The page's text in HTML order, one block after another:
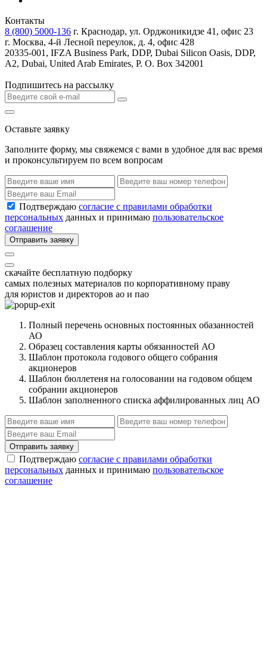
Контакты
8 (800) 5000-136 г. Краснодар, ул. Орджоникидзе 41, офис 23
г. Москва, 4-й Лесной переулок, д. 4, офис 428
20335-001, IFZA Business Park, DDP, Dubai Silicon Oasis, DDP,
A2, Dubai, United Arab Emirates, P. O. Box 342001
Подпишитесь на рассылку
Оставьте заявку
Заполните форму, мы свяжемся с вами в удобное для вас время
и проконсультируем по всем вопросам
Подтверждаю согласие с правилами обработки
персональных данных и принимаю пользовательское
соглашение
Отправить заявку
скачайте бесплатную подборку
самых полезных материалов по корпоративному праву
для юристов и директоров ао и пао
Полный перечень основных постоянных обазанностей
АО
Образец составления карты обязанностей АО
Шаблон протокола годового общего собрания
акционеров
Шаблон бюллетеня на голосовании на годовом общем
собрании акционеров
Шаблон заполненного списка аффилированных лиц АО
Отправить заявку
Подтверждаю согласие с правилами обработки
персональных данных и принимаю пользовательское
соглашение